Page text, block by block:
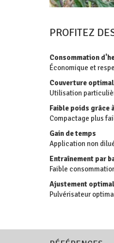
PROFITEZ
Consommation
Économique et
Couverture
Utilisation
Faible poids grâce
Compactage plus
Gain de temps
Application non
Entraînement par
Faible
Ajustement
Pulvérisateur